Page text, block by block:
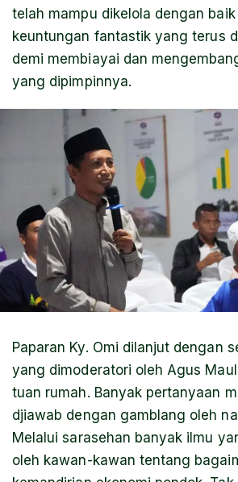
telah mampu dikelola dengan
keuntungan fantastik yang terus
demi membiayai dan
yang dipimpinnya.
Paparan Ky. Omi dilanjut dengan
yang dimoderatori oleh Agus
tuan rumah. Banyak pertanyaan
djiawab dengan gamblang oleh
Melalui sarasehan banyak ilmu
oleh kawan-kawan tentang